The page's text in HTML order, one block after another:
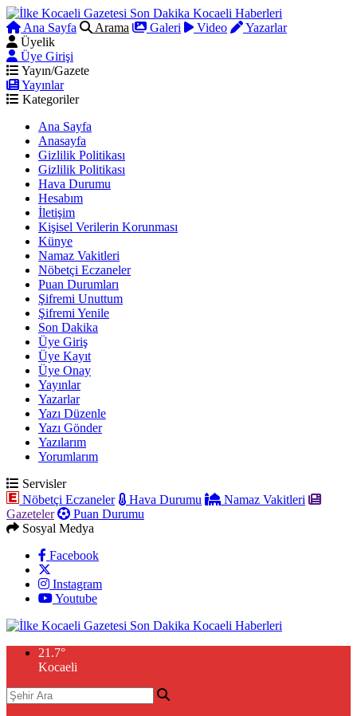
Ana Sayfa Arama Galeri Video
Yazarlar
Üyelik
Üye Girişi
Yayın/Gazete
Yayınlar
Kategoriler
Ana Sayfa
Anasayfa
Gizlilik Politikası
Gizlilik Politikası
Hava Durumu
Hesabım
İletişim
Kişisel Verilerin Korunması
Künye
Namaz Vakitleri
Nöbetçi Eczaneler
Puan Durumları
Şifremi Unuttum
Şifremi Yenile
Son Dakika
Üye Giriş
Üye Kayıt
Üye Onay
Yayınlar
Yazarlar
Yazı Düzenle
Yazı Gönder
Yazılarım
Yorumlarım
Servisler
Nöbetçi Eczaneler
Hava Durumu
Namaz Vakitleri
Gazeteler
Puan Durumu
Sosyal Medya
Facebook
Instagram
Youtube
21.7°
Kocaeli